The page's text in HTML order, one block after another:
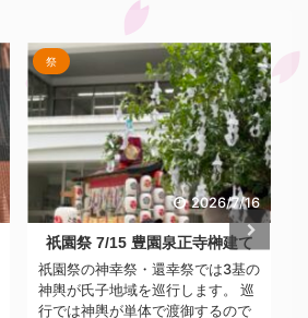
中華
2026/7/15
祇園祭グルメのしみだれ豚まん
が2026年よりオンライン整理券
に変更 実際に整理券入手から購
入までの流れを実体験レポート